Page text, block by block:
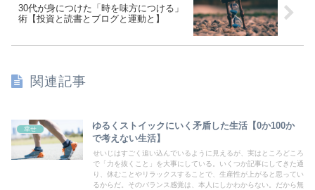
30代が身につけた「時を味方につける」
術【投資と読書とブログと運動と】
関連記事
幸せ
ゆるくストイックにいく矛盾した生活【0か100か
で考えない生活】
せいじはすごく追い込んでいるように見えるが、実はところどころ
で「力を抜くこと」を大事にしている。いくつか記事にしてきた通
り、休むことやリラックスすることで、生産性が上がると思ってい
るからだ。そのバランス感覚は、本人にしかわからない。だから無